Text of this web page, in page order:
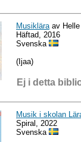
Musiklära av
Häftad, 2016
Svenska
(Ijaa)
Ej i detta
Musik i skolan
Spiral, 2022
Svenska